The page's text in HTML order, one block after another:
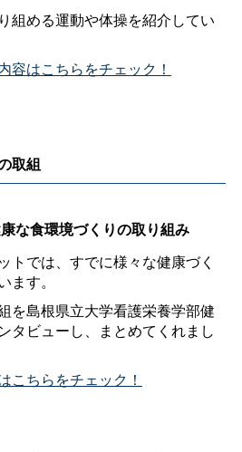
組める運動や体操を紹介してい
容はこちらをチェック！
取組
な食環境づくりの取り組み
トでは、すでに様々な健康づく
ます。
を島根県立大学看護栄養学部健
タビューし、まとめてくれまし
こちらをチェック！